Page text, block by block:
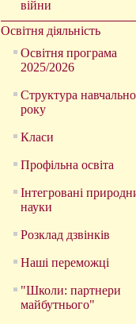
війни
Освітня діяльність
Освітня програма
2025/2026
Структура
року
Класи
Профільна освіта
Інтегровані
науки
Розклад дзвінків
Наші переможці
"Школи: партнери
майбутнього"